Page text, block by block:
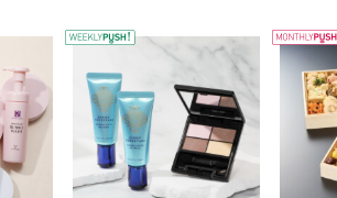
WEEKLY PUSH